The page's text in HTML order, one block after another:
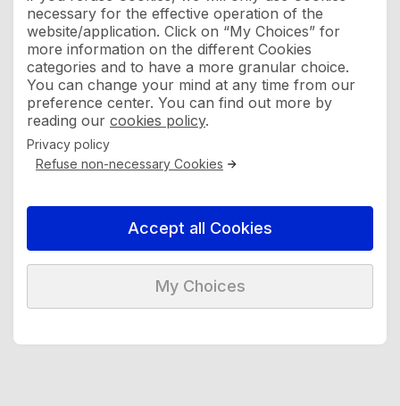
La Newsletterqui compte
J’accepte que mes données personnelles soient
Suivez-nous sur nos réseaux
necessary for the effective operation of the
website/application. Click on “My Choices” for
more information on the different Cookies
categories and to have a more granular choice.
You can change your mind at any time from our
preference center. You can find out more by
reading our cookies policy.
Privacy policy
Refuse non-necessary Cookies
Accept all Cookies
My Choices